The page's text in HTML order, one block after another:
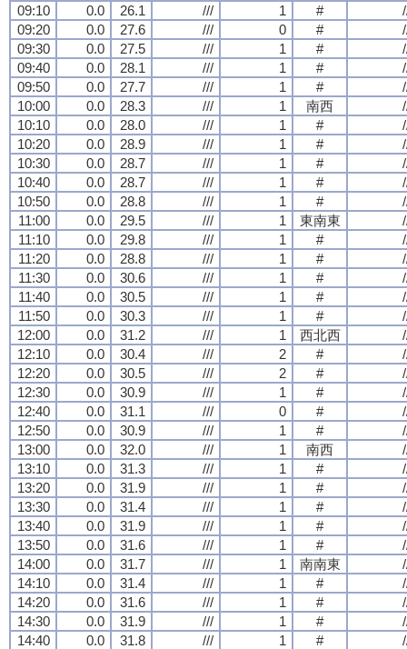
09:10
0.0 26.1 /// 1 #
09:20
0.0 27.6 /// 0 #
09:30
0.0 27.5 /// 1 #
09:40
0.0 28.1 /// 1 #
09:50
0.0 27.7 /// 1 #
10:00
0.0 28.3 /// 1 南西
10:10
0.0 28.0 /// 1 #
10:20
0.0 28.9 /// 1 #
10:30
0.0 28.7 /// 1 #
10:40
0.0 28.7 /// 1 #
10:50
0.0 28.8 /// 1 #
11:00
0.0 29.5 /// 1 東南東
11:10
0.0 29.8 /// 1 #
11:20
0.0 28.8 /// 1 #
11:30
0.0 30.6 /// 1 #
11:40
0.0 30.5 /// 1 #
11:50
0.0 30.3 /// 1 #
12:00
0.0 31.2 /// 1 西北西
12:10
0.0 30.4 /// 2 #
12:20
0.0 30.5 /// 2 #
12:30
0.0 30.9 /// 1 #
12:40
0.0 31.1 /// 0 #
12:50
0.0 30.9 /// 1 #
13:00
0.0 32.0 /// 1 南西
13:10
0.0 31.3 /// 1 #
13:20
0.0 31.9 /// 1 #
13:30
0.0 31.4 /// 1 #
13:40
0.0 31.9 /// 1 #
13:50
0.0 31.6 /// 1 #
14:00
0.0 31.7 /// 1 南南東
14:10
0.0 31.4 /// 1 #
14:20
0.0 31.6 /// 1 #
14:30
0.0 31.9 /// 1 #
14:40
0.0 31.8 /// 1 #